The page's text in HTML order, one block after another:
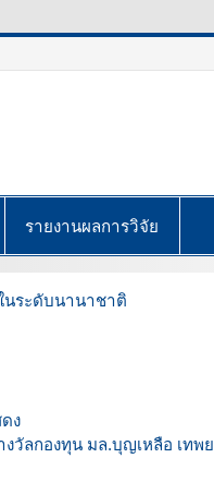
รายงานผลการวิจัย
นระดับนานาชาติ
ง
วัลกองทุน มล.บุญเหลือ เทพย